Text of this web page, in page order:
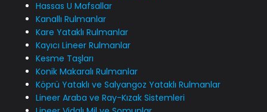
Hassas U Mafsallar
Kanallı Rulmanlar
Kare Yataklı Rulmanlar
Kayıcı Lineer Rulmanlar
Kesme Taşları
Konik Makaralı Rulmanlar
Köprü Yataklı ve Salyangoz Yataklı Rulmanlar
Lineer Araba ve Ray-Kızak Sistemleri